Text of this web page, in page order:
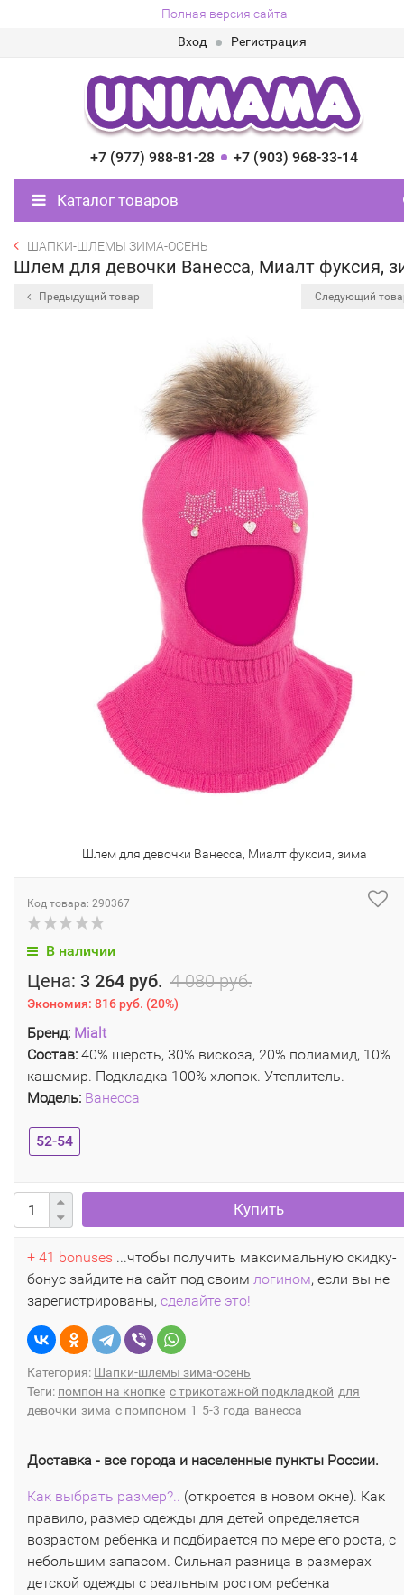
Полная версия сайта
Вход
Регистрация
+7 (977) 988-81-28 +7 (903) 968-33-14
Каталог товаров
ШАПКИ-ШЛЕМЫ ЗИМА-ОСЕНЬ
Шлем для девочки Ванесса, Миалт фуксия,
Предыдущий товар Следующий
Шлем для девочки Ванесса, Миалт фуксия, зима
Код товара: 290367
В наличии
Цена: 3 264 руб. 4 080 руб.
Экономия: 816 руб. (20%)
Бренд: Mialt
Состав: 40% шерсть, 30% вискоза, 20% полиамид, 10%
кашемир. Подкладка 100% хлопок. Утеплитель.
Модель: Ванесса
52-54
Купить
+ 41 bonuses ...чтобы получить максимальную скидку-
бонус зайдите на сайт под своим логином, если вы не
зарегистрированы, сделайте это!
Категория: Шапки-шлемы зима-осень
Теги: помпон на кнопке с трикотажной подкладкой для
девочки зима с помпоном 1 5-3 года ванесса
Доставка - все города и населенные пункты России.
Как выбрать размер?.. (откроется в новом окне). Как
правило, размер одежды для детей определяется
возрастом ребенка и подбирается по мере его роста, с
небольшим запасом. Сильная разница в размерах
детской одежды с реальным ростом ребенка